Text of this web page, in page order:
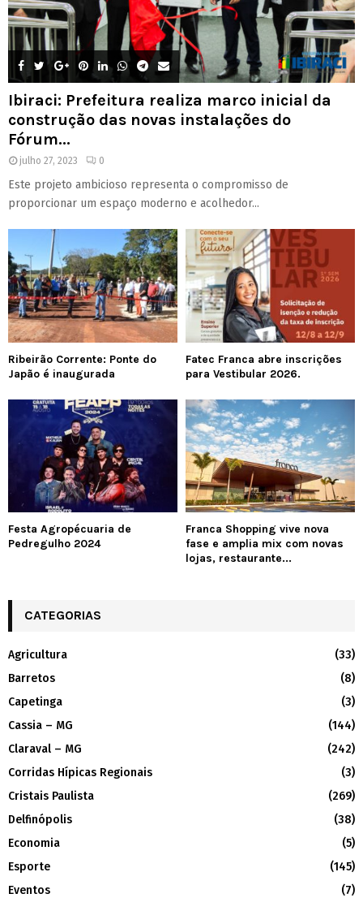
Ibiraci: Prefeitura realiza marco inicial da
construção das novas instalações do
Fórum...
julho 27, 2023 0
Este projeto ambicioso representa o compromisso de
proporcionar um espaço moderno e acolhedor...
Ribeirão Corrente: Ponte do
Japão é inaugurada
Fatec Franca abre inscrições
para Vestibular 2026.
Festa Agropécuaria de
Pedregulho 2024
Franca Shopping vive nova
fase e amplia mix com novas
lojas, restaurante...
CATEGORIAS
Agricultura
(33)
Barretos
(8)
Capetinga
(3)
Cassia – MG
(144)
Claraval – MG
(242)
Corridas Hípicas Regionais
(3)
Cristais Paulista
(269)
Delfinópolis
(38)
Economia
(5)
Esporte
(145)
Eventos
(7)